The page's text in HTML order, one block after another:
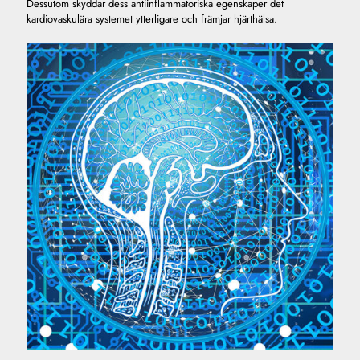
Dessutom skyddar dess antiinflammatoriska egenskaper det
kardiovaskulära systemet ytterligare och främjar hjärthälsa.